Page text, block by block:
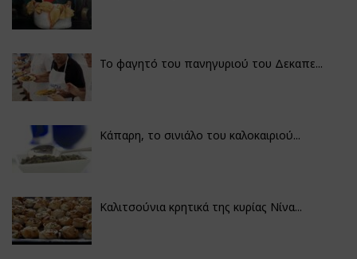
Το φαγητό του πανηγυριού του Δεκαπε...
Κάπαρη, το σινιάλο του καλοκαιριού...
Καλιτσούνια κρητικά της κυρίας Νίνα...